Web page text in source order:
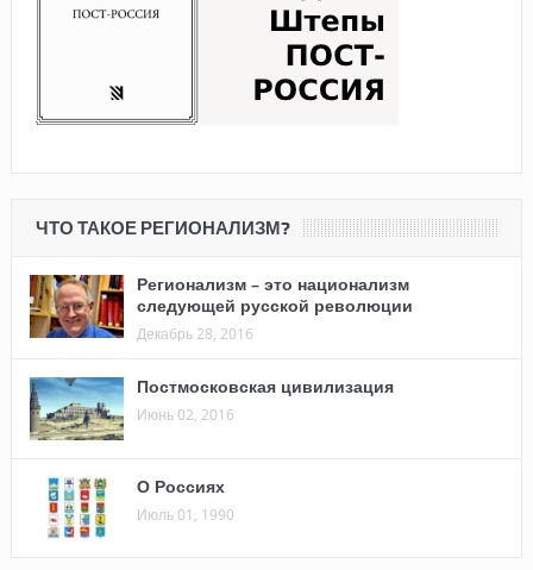
ЧТО ТАКОЕ РЕГИОНАЛИЗМ?
Регионализм – это национализм
следующей русской революции
Декабрь 28, 2016
Постмосковская цивилизация
Июнь 02, 2016
О Россиях
Июль 01, 1990